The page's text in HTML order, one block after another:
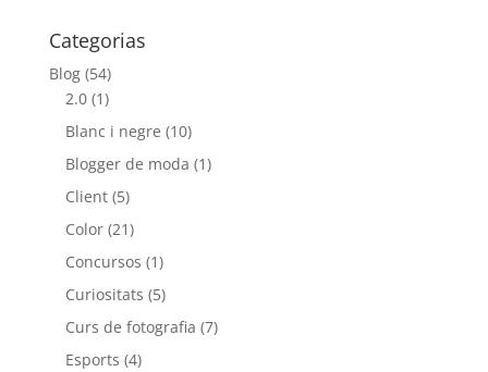
Categorias
Blog(54)
2.0(1)
Blanc i negre (10)
Blogger de moda (1)
Client(5)
Color(21)
Concursos (1)
Curiositats (5)
Curs de fotografia (7)
Esports (4)